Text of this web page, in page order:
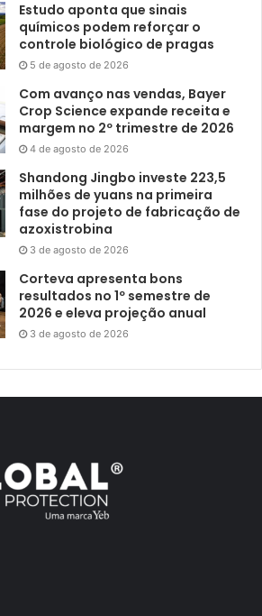
Estudo aponta que sinais
químicos podem reforçar o
controle biológico de pragas
5 de agosto de 2026
Com avanço nas vendas, Bayer
Crop Science expande receita e
margem no 2º trimestre de 2026
4 de agosto de 2026
Shandong Jingbo investe 223,5
milhões de yuans na primeira
fase do projeto de fabricação de
azoxistrobina
3 de agosto de 2026
Corteva apresenta bons
resultados no 1º semestre de
2026 e eleva projeção anual
3 de agosto de 2026